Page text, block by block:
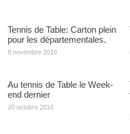
Tennis de Table: Carton plein
pour les départementales.
8 novembre 2016
Au tennis de Table le Week-
end dernier
20 octobre 2016